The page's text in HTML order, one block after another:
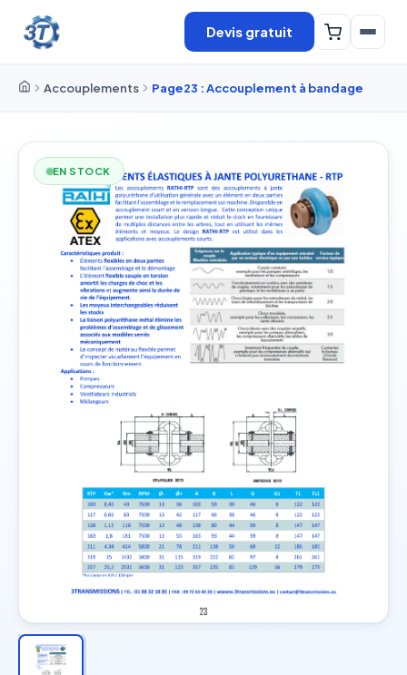
Devis gratuit
Accouplements Page23 : Accouplement à bandage
EN STOCK